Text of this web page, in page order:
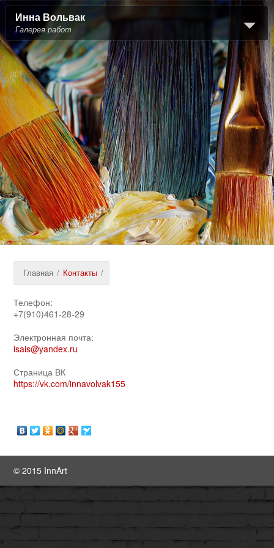
Инна Вольвак
Галерея работ
Главная / Контакты /
Телефон:
+7(910)461-28-29
Электронная почта:
isais@yandex.ru
Страница ВК
https://vk.com/innavolvak155
© 2015 InnArt